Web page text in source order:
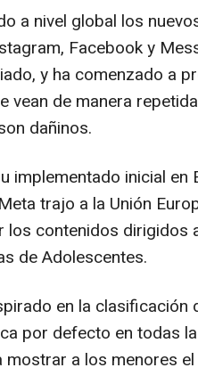
a nivel global los
Facebook y
y ha comenzado a
vean de manera
dañinos.
implementado inicial en
trajo a la Unión
los contenidos dirigidos
de Adolescentes.
en la clasificación
por defecto en todas
mostrar a los menores